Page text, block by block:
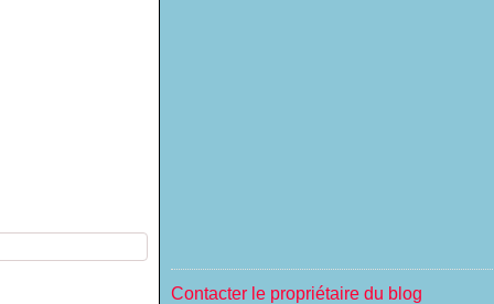
Contacter le propriétaire du blog